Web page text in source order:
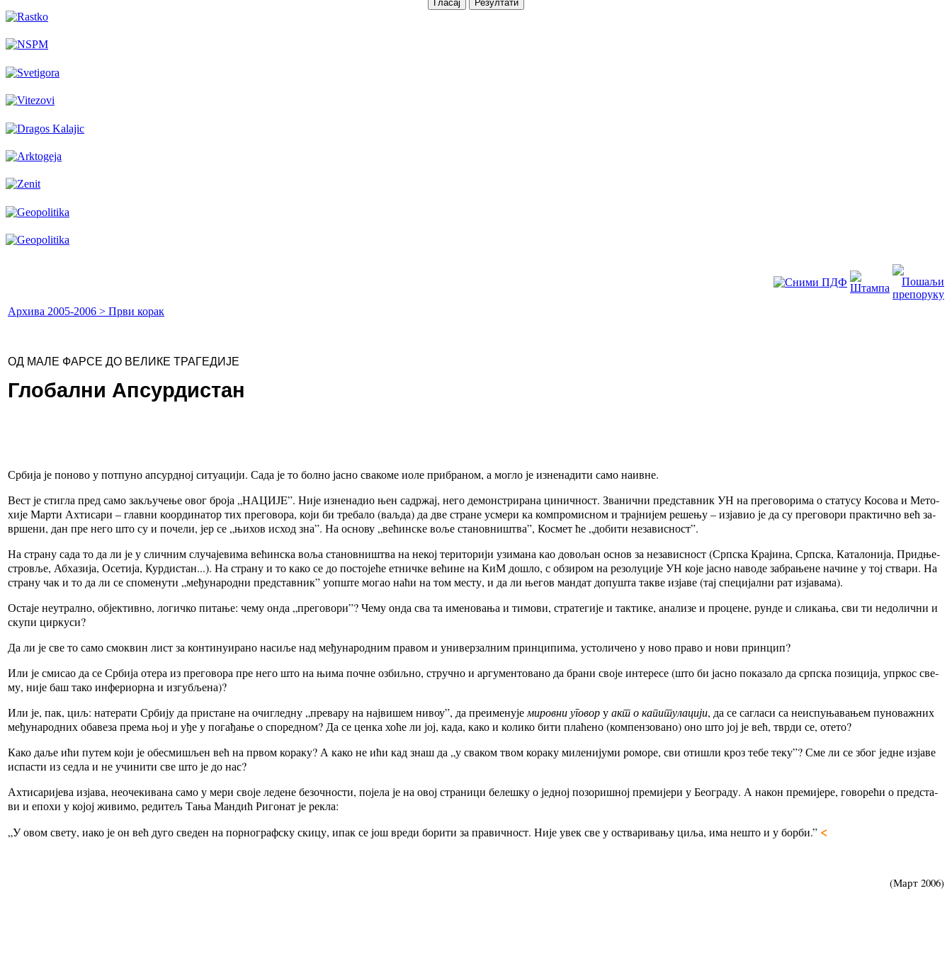
Архива 2005-2006 > Први корак
ОД МАЛЕ ФАРСЕ ДО ВЕЛИКЕ ТРАГЕДИЈЕ
Глобални Апсурдистан
Ср­би­ја је по­но­во у пот­пу­но ап­сурд­ној си­ту­а­ци­ји. Са­да је то бол­но ја­сно сва­ко­ме иоле при­бра­ном, а мо­гло је из­не­на­ди­ти са­мо на­ив­не.
Вест је сти­гла пред са­мо за­кљу­че­ње овог бро­ја „НА­ЦИ­ЈE”. Ни­је из­не­на­дио њен са­др­жај, не­го де­мон­стри­ра­на ци­нич­ност. Зва­нич­ни пред­став­ник УН на пре­го­во­ри­ма о ста­ту­су Ко­со­ва и Ме­то­
хи­је Мар­ти Ах­ти­са­ри – глав­ни ко­ор­ди­на­тор тих пре­го­во­ра, ко­ји би тре­ба­ло (ваљ­да) да две стра­не усме­ри ка ком­про­ми­сном и трај­ни­јем ре­ше­њу – из­ја­вио је да су пре­го­во­ри прак­тич­но већ за­
вр­ше­ни, дан пре не­го што су и по­че­ли, јер се „њи­хов ис­ход зна”. На осно­ву „ве­ћин­ске во­ље ста­нов­ни­штва”, Ко­смет ће „до­би­ти не­за­ви­сност”.
На стра­ну са­да то да ли је у слич­ним слу­ча­је­ви­ма ве­ћин­ска во­ља ста­нов­ни­штва на не­кој те­ри­то­ри­ји узи­ма­на као до­во­љан основ за не­за­ви­сност (Српска Кра­ји­на, Срп­ска, Ка­та­ло­ни­ја, Прид­ње­
стро­вље, Аб­ха­зи­ја, Осе­ти­ја, Кур­ди­стан...). На стра­ну и то ка­ко се до по­сто­је­ће ет­нич­ке ве­ћи­не на КиМ до­шло, с об­зи­ром на ре­зо­лу­ци­је УН ко­је ја­сно на­во­де за­бра­ње­не на­чи­не у тој ства­ри. На
стра­ну чак и то да ли се спо­ме­ну­ти „ме­ђу­на­род­ни пред­став­ник” уоп­ште мо­гао на­ћи на том ме­сту, и да ли ње­гов ман­дат до­пу­шта та­кве из­ја­ве (тај спе­ци­јал­ни рат из­ја­ва­ма).
Оста­је не­у­трал­но, објек­тив­но, ло­гич­ко пи­та­ње: че­му он­да „пре­го­во­ри”? Че­му он­да сва та име­но­ва­ња и ти­мо­ви, стра­те­ги­је и так­ти­ке, ана­ли­зе и про­це­не, рун­де и сликања, сви ти не­до­лич­ни и
ску­пи цир­ку­си?
Да ли је све то са­мо смо­квин лист за кон­ти­ну­и­ра­но на­си­ље над ме­ђу­на­род­ним пра­вом и уни­вер­зал­ним прин­ци­пи­ма, усто­ли­че­но у но­во пра­во и но­ви прин­цип?
Или је сми­сао да се Ср­би­ја оте­ра из пре­го­во­ра пре не­го што на њи­ма поч­не озбиљ­но, струч­но и ар­гу­мен­то­ва­но да бра­ни сво­је ин­те­ре­се (што би ја­сно по­ка­за­ло да срп­ска по­зи­ци­ја, упр­кос све­
му, ни­је баш та­ко ин­фе­ри­ор­на и из­гу­бље­на)?
Или је, пак, циљ: на­те­ра­ти Ср­би­ју да при­ста­не на очи­глед­ну „пре­ва­ру на нај­ви­шем ни­воу”, да пре­и­ме­ну­је ми­ров­ни уго­воруакт о ка­пи­ту­ла­ци­ји, да се са­гла­си са не­ис­пу­ња­ва­њем пу­но­ва­жних
ме­ђу­на­род­них оба­ве­за пре­ма њој и уђе у по­га­ђа­ње о спо­ред­ном? Да се цен­ка хо­ће ли јој, ка­да, ка­ко и ко­ли­ко би­ти пла­ће­но (ком­пен­зо­ва­но) оно што јој је већ, твр­ди се, оте­то?
Ка­ко да­ље ићи пу­тем ко­ји је обе­сми­шљен већ на пр­вом ко­ра­ку? А ка­ко не ићи кад знаш да „у сва­ком твом ко­ра­ку ми­ле­ни­ју­ми ро­мо­ре, сви оти­шли кроз те­бе те­ку”? Сме ли се због једне изјаве
испасти из седла и не учинити све што је до нас?
Ах­ти­са­ри­је­ва из­ја­ва, нео­че­ки­ва­на са­мо у ме­ри сво­је ле­де­не без­оч­но­сти, по­је­ла је на овој стра­ни­ци бе­ле­шку о јед­ној по­зо­ри­шној пре­ми­је­ри у Бе­о­гра­ду. А на­кон пре­ми­је­ре, го­во­ре­ћи о пред­ста­
ви и епо­хи у ко­јој жи­ви­мо, ре­ди­тељ Та­ња Ман­дић Ри­го­нат је ре­кла:
„У овом све­ту, иако је он већ дуго све­ден на пор­но­граф­ску ски­цу, ипак се још вре­ди бо­ри­ти за пра­вич­ност. Ни­је увек све у оства­ри­ва­њу ци­ља, има не­што и у бор­би.” <
(Март 2006)